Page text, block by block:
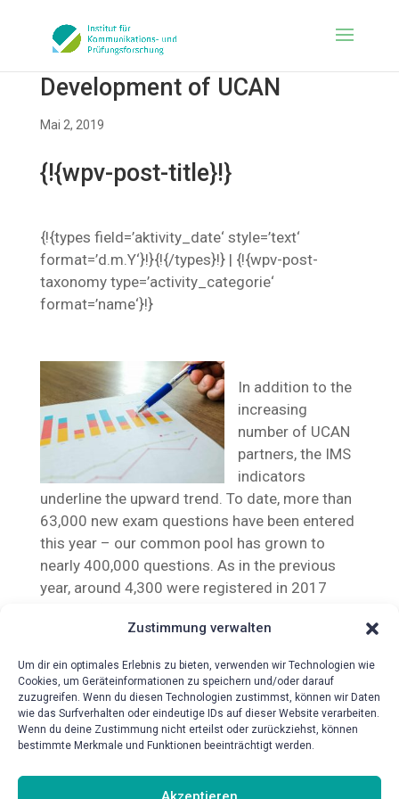
Zustimmung verwalten
Um dir ein optimales Erlebnis zu bieten, verwenden wir Technologien wie
Cookies, um Geräteinformationen zu speichern und/oder darauf
zuzugreifen. Wenn du diesen Technologien zustimmst, können wir Daten
wie das Surfverhalten oder eindeutige IDs auf dieser Website verarbeiten.
Wenn du deine Zustimmung nicht erteilst oder zurückziehst, können
bestimmte Merkmale und Funktionen beeinträchtigt werden.
Development of UCAN
Mai 2, 2019
{!{wpv-post-title}!}
{!{types field=’aktivity_date‘ style=’text‘
format=’d.m.Y‘}!}{!{/types}!} | {!{wpv-post-
taxonomy type=’activity_categorie‘
format=’name‘}!}
In addition to the
increasing
number of UCAN
partners, the IMS
indicators
underline the upward trend. To date, more than
63,000 new exam questions have been entered
this year – our common pool has grown to
nearly 400,000 questions. As in the previous
year, around 4,300 were registered in 2017
{!{wpv-post-date format=’d.m.Y‘}!}